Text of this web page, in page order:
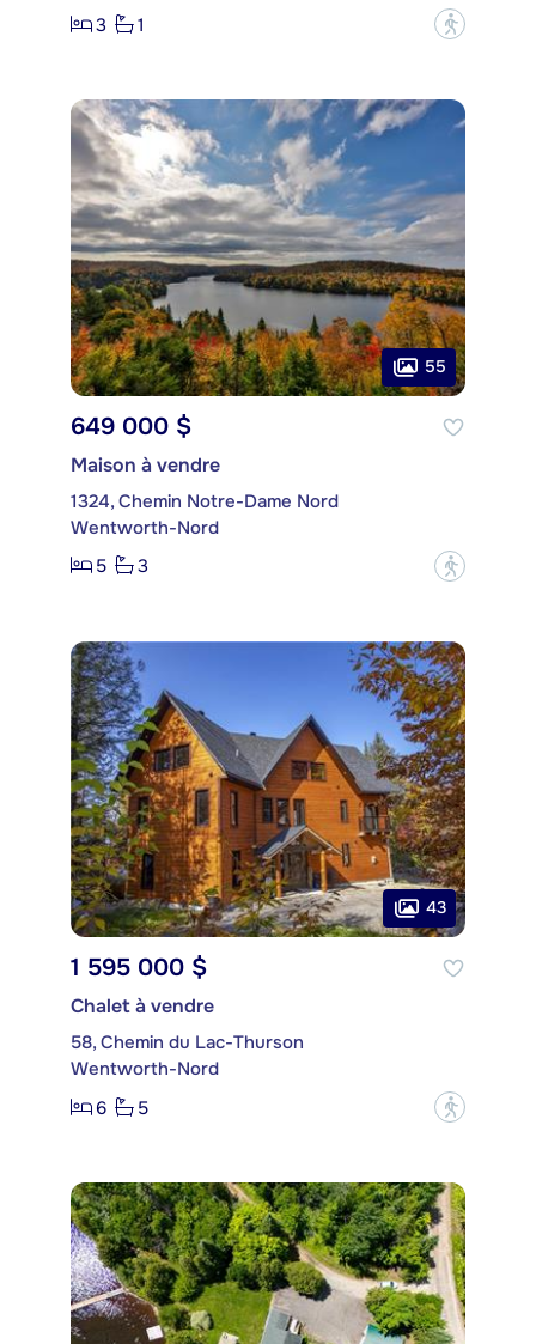
3
1 ?
55
649 000 $
Maison à vendre
1324, Chemin Notre-Dame Nord
Wentworth-Nord
5
3 ?
43
1 595 000 $
Chalet à vendre
58, Chemin du Lac-Thurson
Wentworth-Nord
6
5 ?